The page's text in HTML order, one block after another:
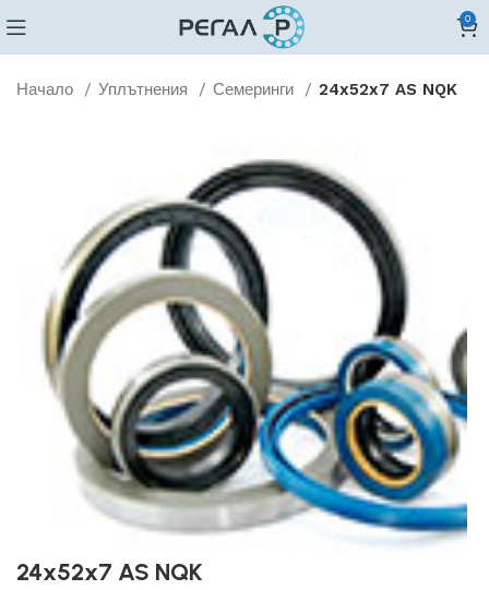
0
Начало Уплътнения Семеринги 24x52x7 AS NQK
24x52x7 AS NQK